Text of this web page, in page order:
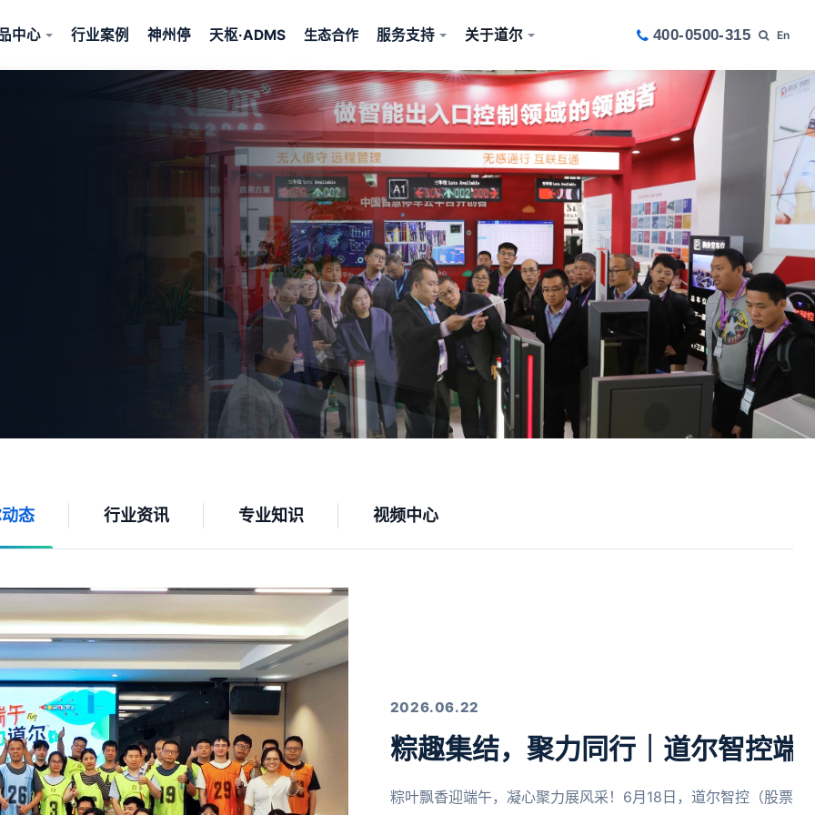
中心 行业案例 神州停 天枢·ADMS 服务支持 关于道尔 400-0500-315 En
态 行业资讯 专业知识 视频中心
2026.06.22
粽趣集结，聚力同行｜道尔智控端
粽叶飘香迎端午，凝心聚力展风采！6月18日，道尔智控（股票